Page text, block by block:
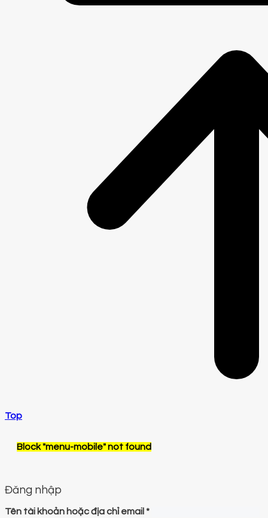
Top
Block"menu-mobile"not found
Đăng nhập
Tên tài khoản hoặc địa chỉ email *